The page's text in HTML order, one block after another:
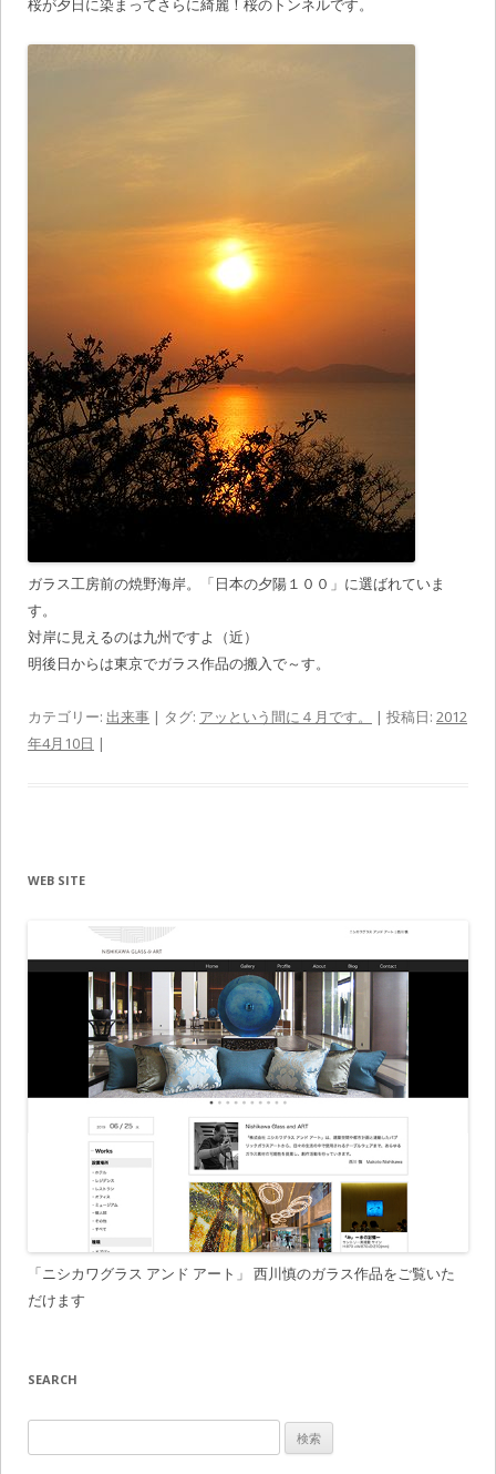
桜が夕日に染まってさらに綺麗！桜のトンネルです。
ガラス工房前の焼野海岸。「日本の夕陽１００」に選ばれていま
す。
対岸に見えるのは九州ですよ（近）
明後日からは東京でガラス作品の搬入で～す。
カテゴリー: 出来事 | タグ: アッという間に４月です。 | 投稿日: 2012
年4月10日 |
WEB SITE
「ニシカワグラス アンド アート」 西川慎のガラス作品をご覧いた
だけます
SEARCH
索